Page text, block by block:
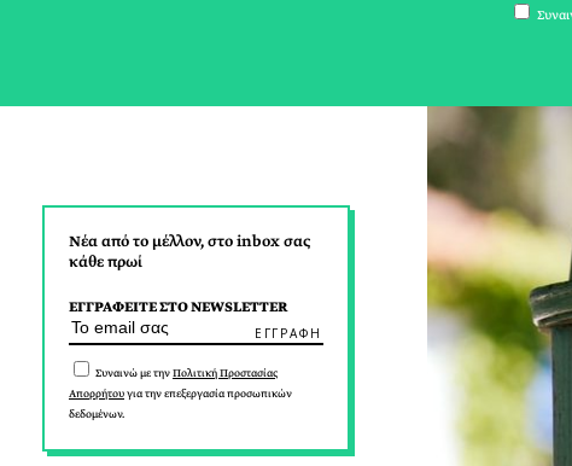
Νέα από το μέλλον, στο inbox σας
κάθε πρωί
ΕΓΓΡΑΦΕΙΤΕ ΣΤΟ NEWSLETTER
Συναινώ με τηνΠολιτική Προστασίας
Απορρήτουγια την επεξεργασία προσωπικών
δεδομένων.